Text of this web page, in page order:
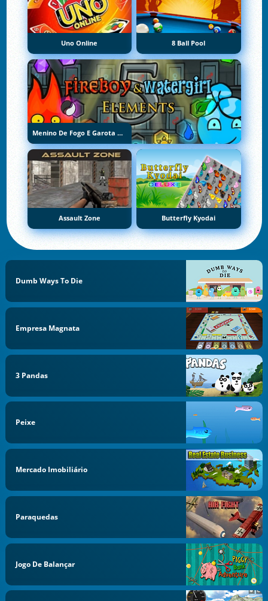
Uno Online 8 Ball Pool
Menino De Fogo E Garota De Água 5: Elementos
Assault Zone Butterfly Kyodai
Dumb Ways To Die
Empresa Magnata
3 Pandas
Peixe
Mercado Imobiliário
Paraquedas
Jogo De Balançar